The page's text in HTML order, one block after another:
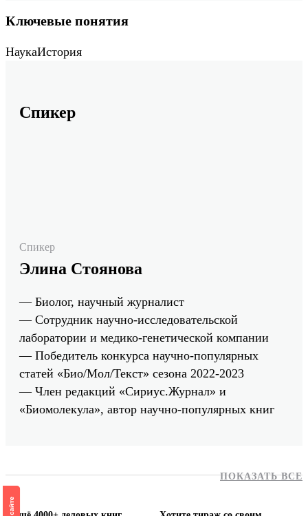
Ключевые понятия
НаукаИстория
Спикер
Спикер
Элина Стоянова
— Биолог, научный журналист
— Сотрудник научно-исследовательской
лаборатории и медико-генетической компании
— Победитель конкурса научно-популярных
статей «Био/Мол/Текст» сезона 2022-2023
— Член редакций «Сириус.Журнал» и
«Биомолекула», автор научно-популярных книг
ПОКАЗАТЬ ВСЕ